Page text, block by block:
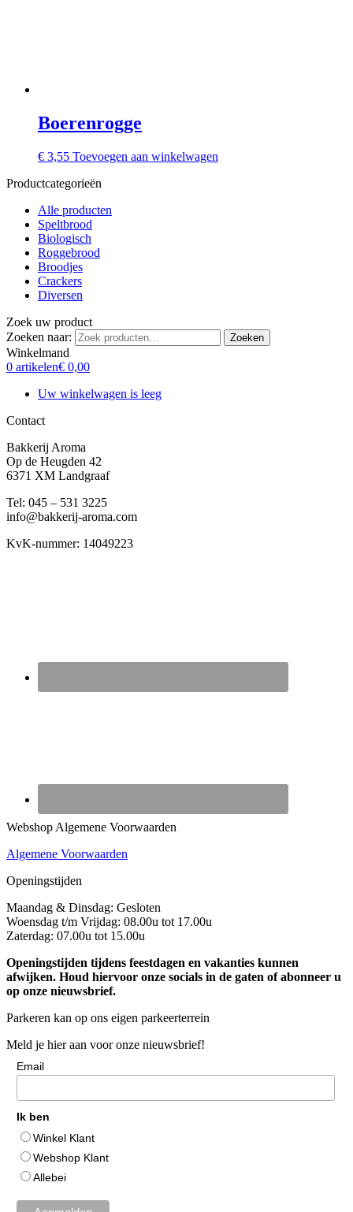
Boerenrogge
€ 3,55 Toevoegen aan winkelwagen
Productcategorieën
Alle producten
Speltbrood
Biologisch
Roggebrood
Broodjes
Crackers
Diversen
Zoek uw product
Zoeken naar:
Zoeken
Winkelmand
0 artikelen€ 0,00
Uw winkelwagen is leeg
Contact
Bakkerij Aroma
Op de Heugden 42
6371 XM Landgraaf
Tel: 045 – 531 3225
info@bakkerij-aroma.com
KvK-nummer: 14049223
Webshop Algemene Voorwaarden
Algemene Voorwaarden
Openingstijden
Maandag & Dinsdag: Gesloten
Woensdag t/m Vrijdag: 08.00u tot 17.00u
Zaterdag: 07.00u tot 15.00u
Openingstijden tijdens feestdagen en vakanties kunnen
afwijken. Houd hiervoor onze socials in de gaten of abonneer u
op onze nieuwsbrief.
Parkeren kan op ons eigen parkeerterrein
Meld je hier aan voor onze nieuwsbrief!
Email
Ik ben
Winkel Klant
Webshop Klant
Allebei